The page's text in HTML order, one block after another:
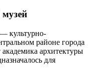
культурно-
районе города
архитектуры
для